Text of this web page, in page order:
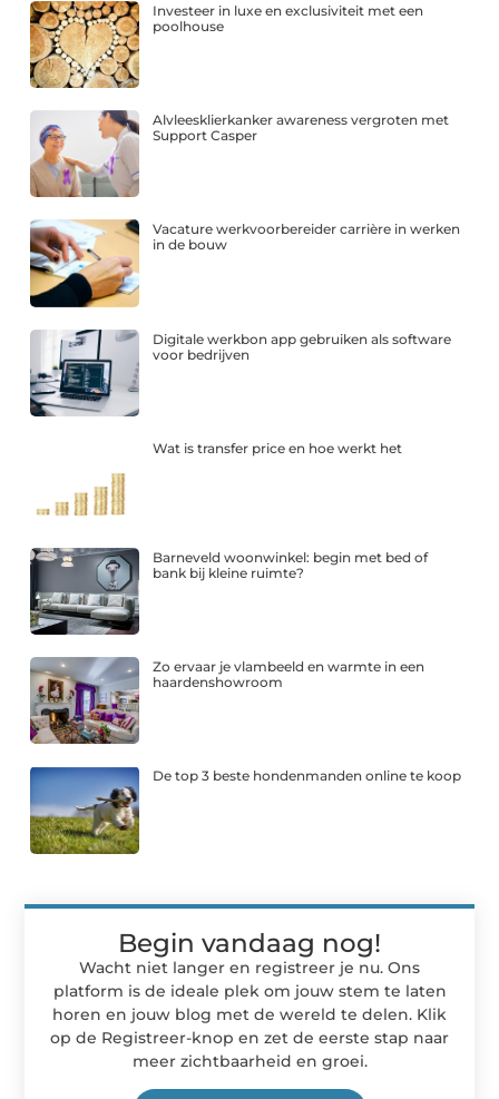
Investeer in luxe en exclusiviteit met een
poolhouse
Alvleesklierkanker awareness vergroten met
Support Casper
Vacature werkvoorbereider carrière in werken
in de bouw
Digitale werkbon app gebruiken als software
voor bedrijven
Wat is transfer price en hoe werkt het
Barneveld woonwinkel: begin met bed of
bank bij kleine ruimte?
Zo ervaar je vlambeeld en warmte in een
haardenshowroom
De top 3 beste hondenmanden online te koop
Begin vandaag nog!
Wacht niet langer en registreer je nu. Ons
platform is de ideale plek om jouw stem te laten
horen en jouw blog met de wereld te delen. Klik
op de Registreer-knop en zet de eerste stap naar
meer zichtbaarheid en groei.